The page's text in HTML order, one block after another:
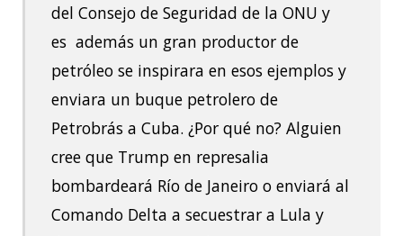
del Consejo de Seguridad de la ONU y
es además un gran productor de
petróleo se inspirara en esos ejemplos y
enviara un buque petrolero de
Petrobrás a Cuba. ¿Por qué no? Alguien
cree que Trump en represalia
bombardeará Río de Janeiro o enviará al
Comando Delta a secuestrar a Lula y